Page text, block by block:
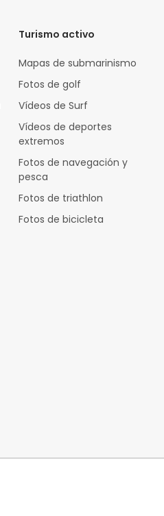
Turismo activo
Mapas de submarinismo
Fotos de golf
Vídeos de Surf
Vídeos de deportes
extremos
Fotos de navegación y
pesca
Fotos de triathlon
Fotos de bicicleta